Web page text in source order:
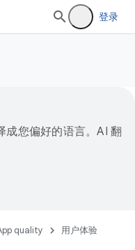
登录
您偏好的语言。AI 翻
quality 用户体验